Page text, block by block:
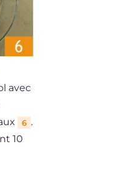
avec
6 .
10